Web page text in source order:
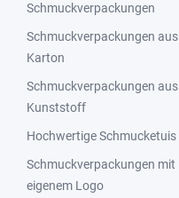
Schmuckverpackungen
Schmuckverpackungen aus
Karton
Schmuckverpackungen aus
Kunststoff
Hochwertige Schmucketuis
Schmuckverpackungen mit
eigenem Logo